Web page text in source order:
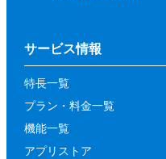
サービス情報
特長一覧
プラン・料金一覧
機能一覧
アプリストア